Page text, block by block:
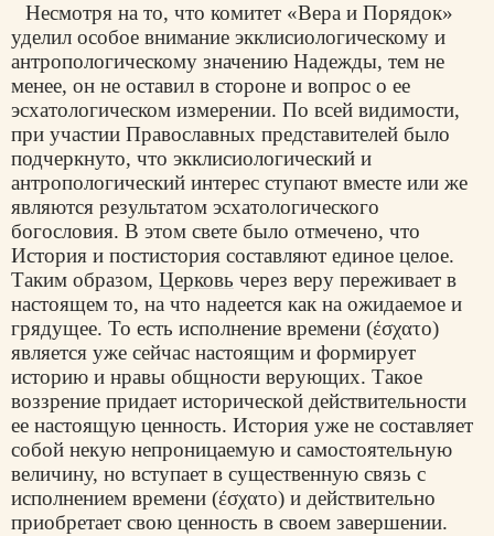
Несмотря на то, что комитет «Вера и Порядок»
уделил особое внимание экклисиологическому и
антропологическому значению Надежды, тем не
менее, он не оставил в стороне и вопрос о ее
эсхатологическом измерении. По всей видимости,
при участии Православных представителей было
подчеркнуто, что экклисиологический и
антропологический интерес ступают вместе или же
являются результатом эсхатологического
богословия. В этом свете было отмечено, что
История и постистория составляют единое целое.
Таким образом, Церковь через веру переживает в
настоящем то, на что надеется как на ожидаемое и
грядущее. То есть исполнение времени (έσχατο)
является уже сейчас настоящим и формирует
историю и нравы общности верующих. Такое
воззрение придает исторической действительности
ее настоящую ценность. История уже не составляет
собой некую непроницаемую и самостоятельную
величину, но вступает в существенную связь с
исполнением времени (έσχατο) и действительно
приобретает свою ценность в своем завершении.